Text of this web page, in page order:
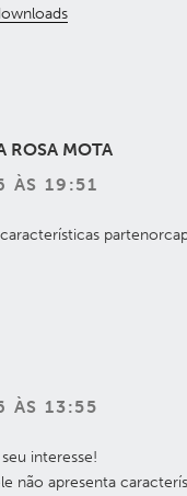
ROSA MOTA
ÀS 19:51
ÀS 13:55
interesse!
não apresenta